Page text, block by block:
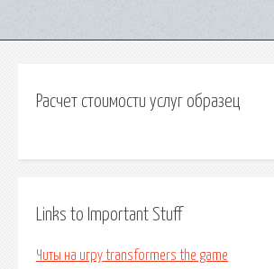
Расчет стоимости услуг образец
Links to Important Stuff
Читы на игру transformers the game